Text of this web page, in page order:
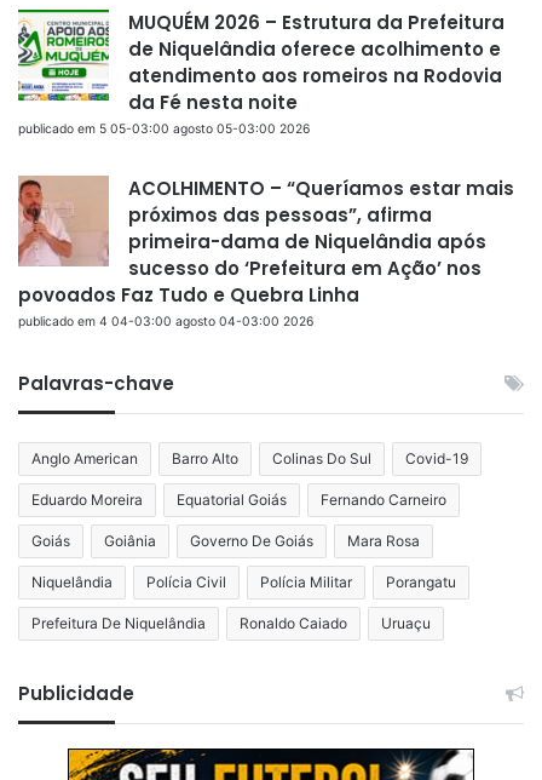
MUQUÉM 2026 – Estrutura da Prefeitura
de Niquelândia oferece acolhimento e
atendimento aos romeiros na Rodovia
da Fé nesta noite
publicado em 5 05-03:00 agosto 05-03:00 2026
ACOLHIMENTO – “Queríamos estar mais
próximos das pessoas”, afirma
primeira-dama de Niquelândia após
sucesso do ‘Prefeitura em Ação’ nos
povoados Faz Tudo e Quebra Linha
publicado em 4 04-03:00 agosto 04-03:00 2026
Palavras-chave
Anglo American Barro Alto Colinas Do Sul Covid-19
Eduardo Moreira Equatorial Goiás Fernando Carneiro
Goiás Goiânia Governo De Goiás Mara Rosa
Niquelândia Polícia Civil Polícia Militar Porangatu
Prefeitura De Niquelândia Ronaldo Caiado Uruaçu
Publicidade